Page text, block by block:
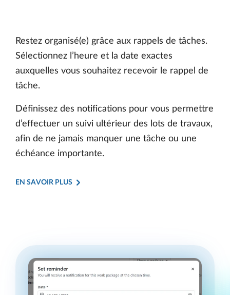
Restez organisé(e) grâce aux rappels de tâches.
Sélectionnez l’heure et la date exactes
auxquelles vous souhaitez recevoir le rappel de
tâche.
Définissez des notifications pour vous permettre
d’effectuer un suivi ultérieur des lots de travaux,
afin de ne jamais manquer une tâche ou une
échéance importante.
EN SAVOIR PLUS